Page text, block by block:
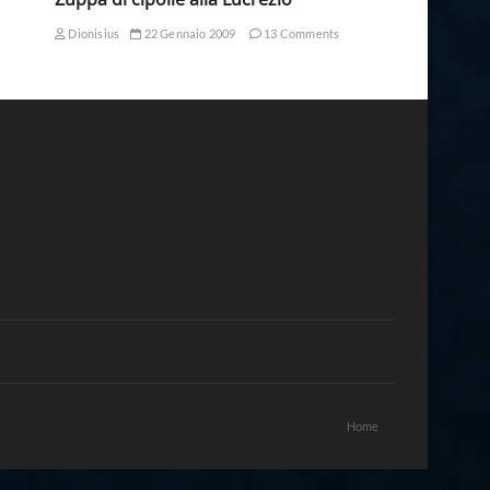
Dionisius 22 Gennaio 2009 13 Comments
Home